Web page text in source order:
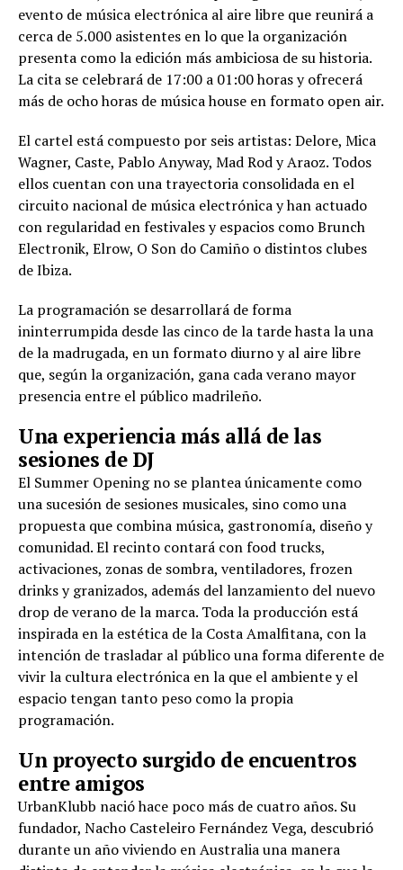
evento de música electrónica al aire libre que reunirá a
cerca de 5.000 asistentes en lo que la organización
presenta como la edición más ambiciosa de su historia.
La cita se celebrará de 17:00 a 01:00 horas y ofrecerá
más de ocho horas de música house en formato open air.
El cartel está compuesto por seis artistas: Delore, Mica
Wagner, Caste, Pablo Anyway, Mad Rod y Araoz. Todos
ellos cuentan con una trayectoria consolidada en el
circuito nacional de música electrónica y han actuado
con regularidad en festivales y espacios como Brunch
Electronik, Elrow, O Son do Camiño o distintos clubes
de Ibiza.
La programación se desarrollará de forma
ininterrumpida desde las cinco de la tarde hasta la una
de la madrugada, en un formato diurno y al aire libre
que, según la organización, gana cada verano mayor
presencia entre el público madrileño.
Una experiencia más allá de las
sesiones de DJ
El Summer Opening no se plantea únicamente como
una sucesión de sesiones musicales, sino como una
propuesta que combina música, gastronomía, diseño y
comunidad. El recinto contará con food trucks,
activaciones, zonas de sombra, ventiladores, frozen
drinks y granizados, además del lanzamiento del nuevo
drop de verano de la marca. Toda la producción está
inspirada en la estética de la Costa Amalfitana, con la
intención de trasladar al público una forma diferente de
vivir la cultura electrónica en la que el ambiente y el
espacio tengan tanto peso como la propia
programación.
Un proyecto surgido de encuentros
entre amigos
UrbanKlubb nació hace poco más de cuatro años. Su
fundador, Nacho Casteleiro Fernández Vega, descubrió
durante un año viviendo en Australia una manera